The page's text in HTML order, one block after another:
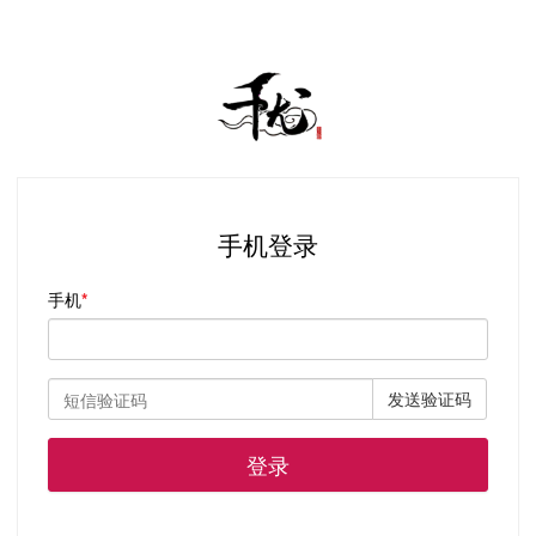
手机登录
手机
发送验证码
登录